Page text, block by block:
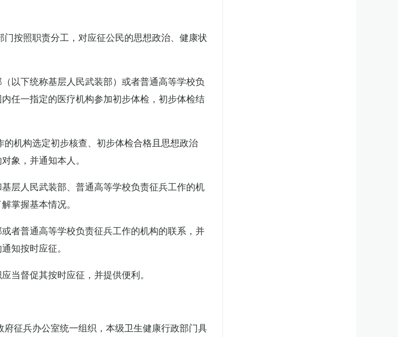
按照职责分工，对应征公民的思想政治、健康状
以下统称基层人民武装部）或者普通高等学校负
任一指定的医疗机构参加初步体检，初步体检结
机构选定初步核查、初步体检合格且思想政治
象，并通知本人。
层人民武装部、普通高等学校负责征兵工作的机
掌握基本情况。
者普通高等学校负责征兵工作的机构的联系，并
知按时应征。
当督促其按时应征，并提供便利。
征兵办公室统一组织，本级卫生健康行政部门具